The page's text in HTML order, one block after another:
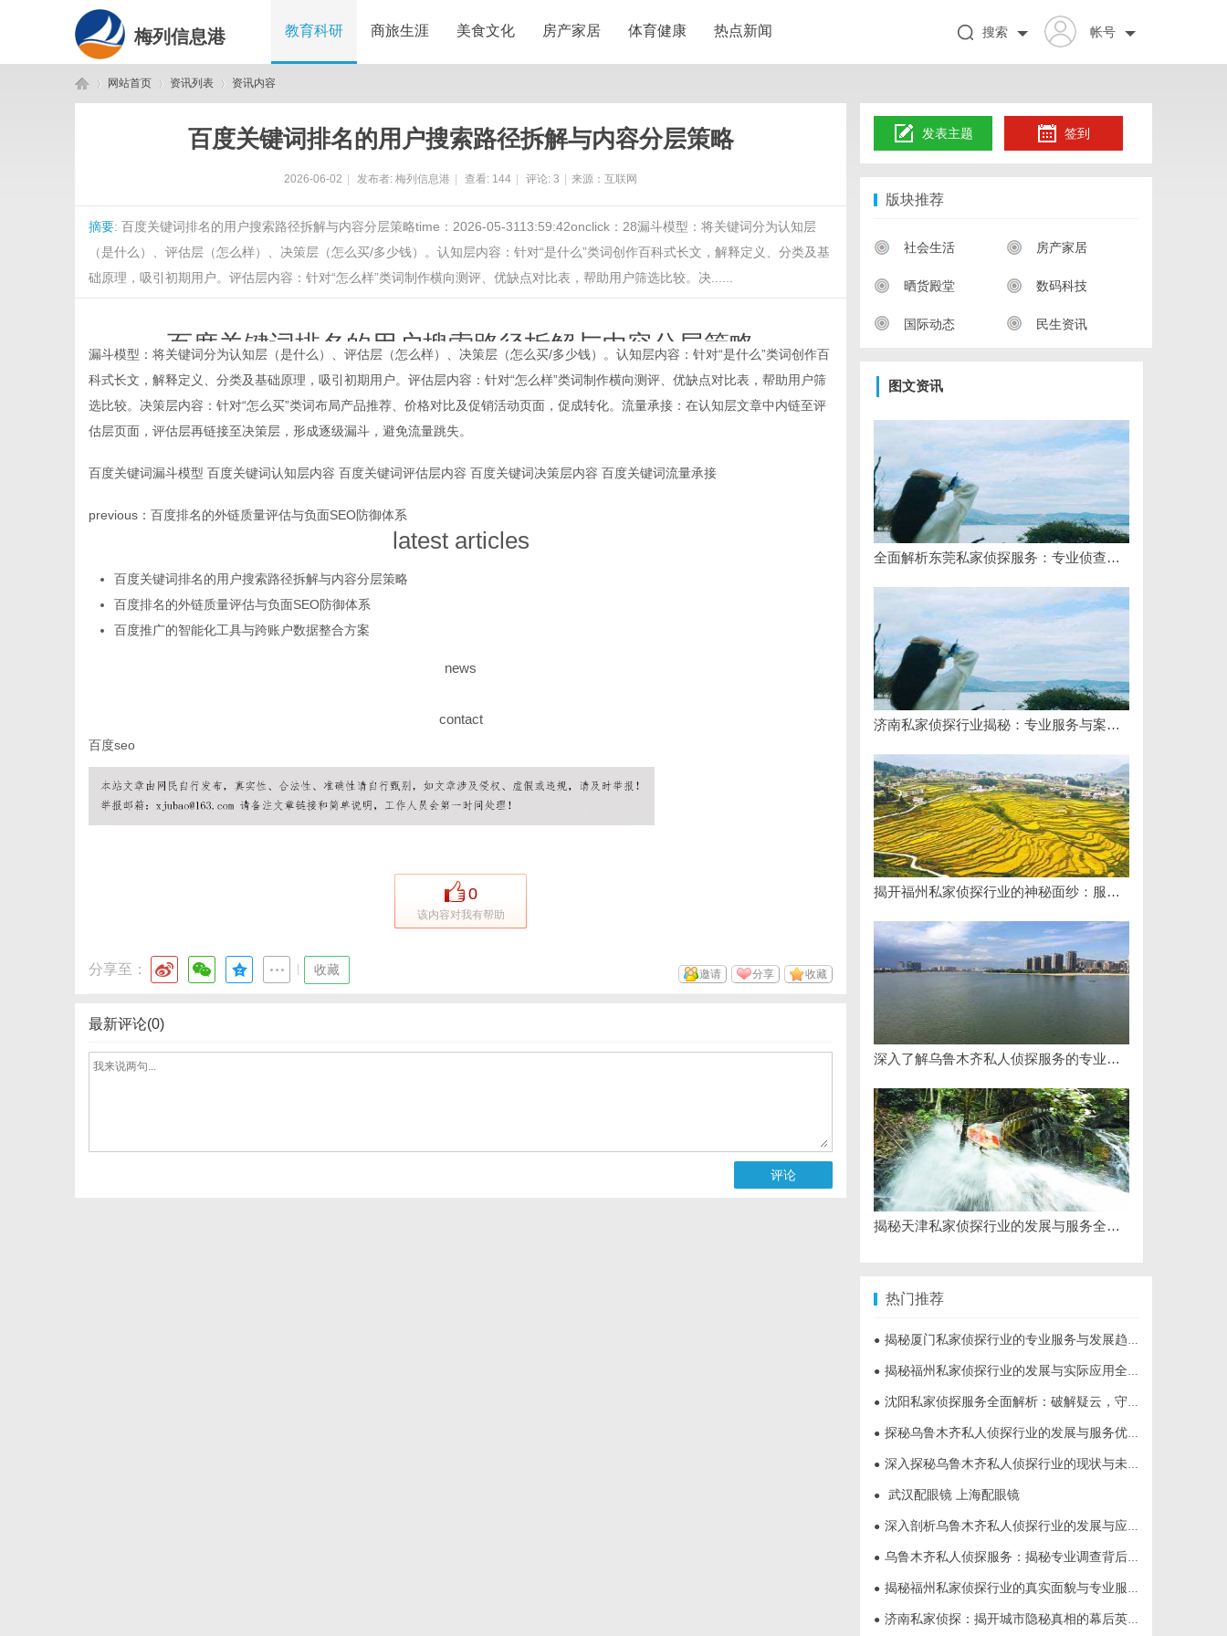
梅列信息港 教育科研 商旅生涯 美食文化 房产家居 体育健康 热点新闻 帐号
搜索
网站首页 资讯列表 资讯内容
百度关键词排名的用户搜索路径拆解与内容分层策略
2026-06-02 发布者: 梅列信息港 查看: 144 评论: 3 来源：互联网
摘要: 百度关键词排名的用户搜索路径拆解与内容分层策略time：2026-05-3113:59:42onclick：28漏斗模型：将关键词分为认知层
（是什么）、评估层（怎么样）、决策层（怎么买/多少钱）。认知层内容：针对“是什么”类词创作百科式长文，解释定义、分类及基
础原理，吸引初期用户。评估层内容：针对“怎么样”类词制作横向测评、优缺点对比表，帮助用户筛选比较。决......
百度关键词排名的用户搜索路径拆解与内容分层策略
time： 2026-05-31 13:59:42 onclick： 28
漏斗模型：将关键词分为认知层（是什么）、评估层（怎么样）、决策层（怎么买/多少钱）。认知层内容：针对“是什么”类词创作百
科式长文，解释定义、分类及基础原理，吸引初期用户。评估层内容：针对“怎么样”类词制作横向测评、优缺点对比表，帮助用户筛
选比较。决策层内容：针对“怎么买”类词布局产品推荐、价格对比及促销活动页面，促成转化。流量承接：在认知层文章中内链至评
估层页面，评估层再链接至决策层，形成逐级漏斗，避免流量跳失。
百度关键词漏斗模型 百度关键词认知层内容 百度关键词评估层内容 百度关键词决策层内容 百度关键词流量承接
previous： 百度排名的外链质量评估与负面SEO防御体系
latest articles
百度关键词排名的用户搜索路径拆解与内容分层策略
百度排名的外链质量评估与负面SEO防御体系
百度推广的智能化工具与跨账户数据整合方案
news
contact
百度seo
0
该内容对我有帮助
分享至： 收藏 收藏
分享
邀请
最新评论(0)
评论
发表主题 签到
版块推荐
社会生活 房产家居
晒货殿堂 数码科技
国际动态 民生资讯
图文资讯
全面解析东莞私家侦探服务：专业侦查助您解决各种疑难问题
济南私家侦探行业揭秘：专业服务与案件解析全方位指南
揭开福州私家侦探行业的神秘面纱：服务、优势与法律解析
深入了解乌鲁木齐私人侦探服务的专业性与应用领域
揭秘天津私家侦探行业的发展与服务全解析
热门推荐
● 揭秘厦门私家侦探行业的专业服务与发展趋势
● 揭秘福州私家侦探行业的发展与实际应用全解析
● 沈阳私家侦探服务全面解析：破解疑云，守护真相的专家助力
● 探秘乌鲁木齐私人侦探行业的发展与服务优势
● 深入探秘乌鲁木齐私人侦探行业的现状与未来发展趋势
● 武汉配眼镜 上海配眼镜
● 深入剖析乌鲁木齐私人侦探行业的发展与应用现状
● 乌鲁木齐私人侦探服务：揭秘专业调查背后的故事与应用
● 揭秘福州私家侦探行业的真实面貌与专业服务
● 济南私家侦探：揭开城市隐秘真相的幕后英雄